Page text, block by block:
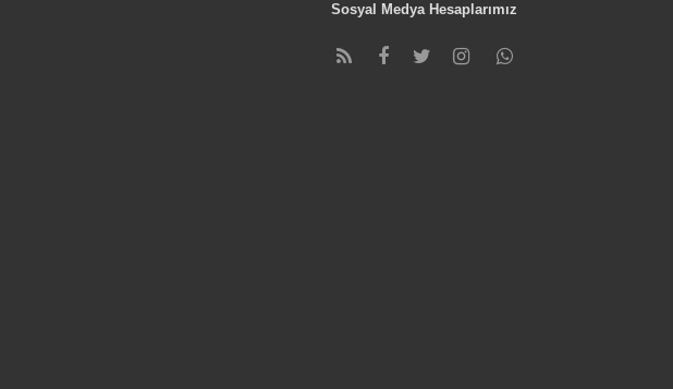
Sosyal Medya Hesaplarımız